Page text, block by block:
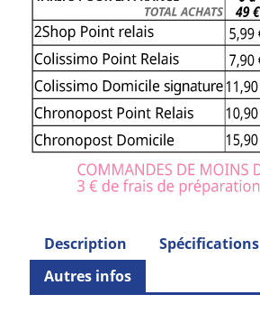
Description Spécifications
Autres infos